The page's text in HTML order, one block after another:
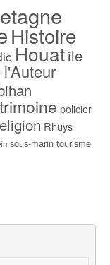
Histoire
Houatile
policier
Rhuys
sous-marin tourisme